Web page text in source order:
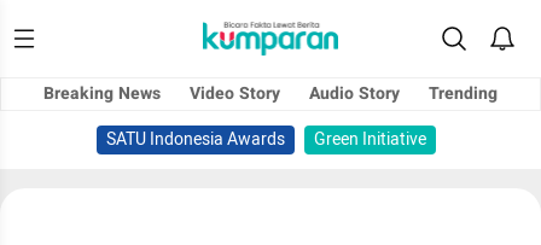
Breaking News Video Story Audio Story
Trending
SATU Indonesia Awards
Green Initiative